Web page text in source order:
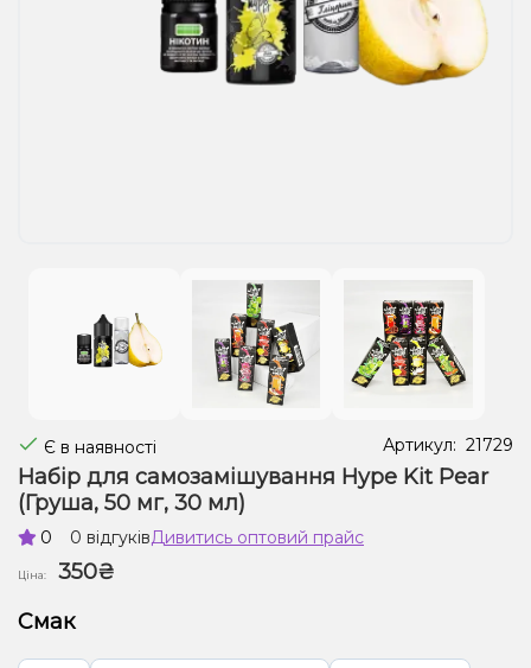
Рідини для електронних сигарет
Є в наявності Артикул: 21729
Набір для самозамішування Hype Kit Pear
(Груша, 50 мг, 30 мл)
0 0 відгуківДивитись оптовий прайс
Ціна:
350₴
Смак